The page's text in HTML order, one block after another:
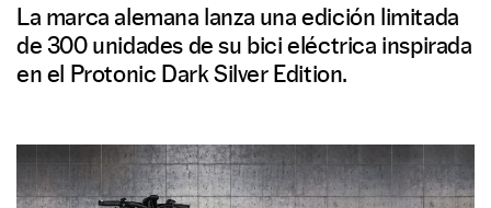
La marca alemana lanza una edición limitada
de 300 unidades de su bici eléctrica inspirada
en el Protonic Dark Silver Edition.